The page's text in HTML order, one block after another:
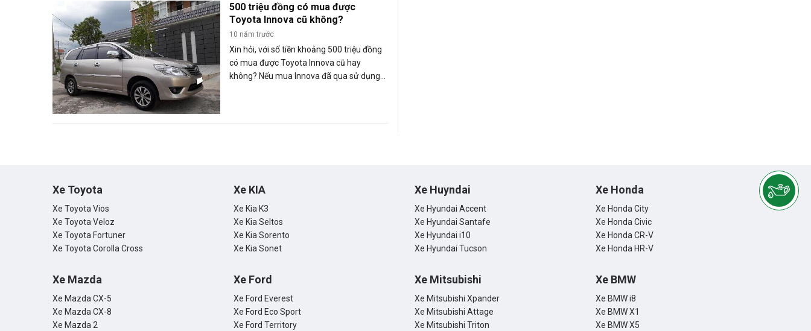
500 triệu đồng có mua được
Toyota Innova cũ không?
10 năm trước
Xin hỏi, với số tiền khoảng 500 triệu đồng
có mua được Toyota Innova cũ hay
không? Nếu mua Innova đã qua sử dụng
Xe Toyota
Xe Toyota Vios
Xe Toyota Veloz
Xe Toyota Fortuner
Xe Toyota Corolla Cross
Xe KIA
Xe Kia K3
Xe Kia Seltos
Xe Kia Sorento
Xe Kia Sonet
Xe Huyndai
Xe Hyundai Accent
Xe Hyundai Santafe
Xe Hyundai i10
Xe Hyundai Tucson
Xe Honda
Xe Honda City
Xe Honda Civic
Xe Honda CR-V
Xe Honda HR-V
Xe Mazda
Xe Mazda CX-5
Xe Mazda CX-8
Xe Mazda 2
Xe Ford
Xe Ford Everest
Xe Ford Eco Sport
Xe Ford Territory
Xe Mitsubishi
Xe Mitsubishi Xpander
Xe Mitsubishi Attage
Xe Mitsubishi Triton
Xe BMW
Xe BMW i8
Xe BMW X1
Xe BMW X5